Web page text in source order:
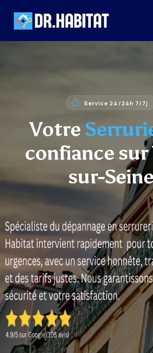
Service 24/24h 7/7j
Votre
confiance sur
sur-